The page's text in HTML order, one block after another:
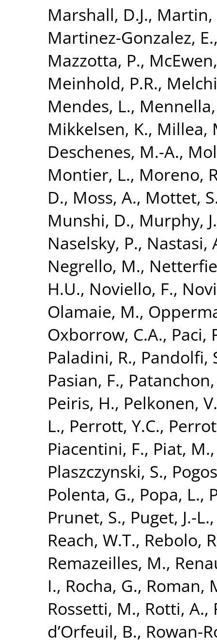
Marshall, D.J., Martin,
Martinez-Gonzalez, E.
Mazzotta, P.,
Meinhold, P.R.,
Mendes, L.,
Mikkelsen, K., Millea,
Deschenes, M.-A.,
Montier, L., Moreno,
D., Moss, A., Mottet,
Munshi, D., Murphy,
Naselsky, P., Nastasi,
Negrello, M.,
H.U., Noviello, F.,
Olamaie, M.,
Oxborrow, C.A., Paci,
Paladini, R., Pandolfi,
Pasian, F.,
Peiris, H., Pelkonen,
L., Perrott, Y.C.,
Piacentini, F., Piat, M.
Plaszczynski, S.,
Polenta, G., Popa, L.,
Prunet, S., Puget, J.-L.
Reach, W.T., Rebolo,
Remazeilles, M.,
I., Rocha, G., Roman,
Rossetti, M., Rotti, A.,
d’Orfeuil, B., Rowan-